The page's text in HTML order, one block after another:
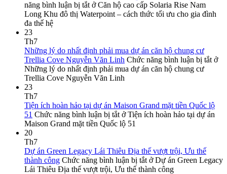
năng bình luận bị tắt ở Căn hộ cao cấp Solaria Rise Nam
Long Khu đô thị Waterpoint – cách thức tối ưu cho gia đình
đa thế hệ
23
Th7
Những lý do nhất định phải mua dự án căn hộ chung cư
Trellia Cove Nguyễn Văn Linh Chức năng bình luận bị tắt ở
Những lý do nhất định phải mua dự án căn hộ chung cư
Trellia Cove Nguyễn Văn Linh
23
Th7
Tiện ích hoàn hảo tại dự án Maison Grand mặt tiền Quốc lộ
51 Chức năng bình luận bị tắt ở Tiện ích hoàn hảo tại dự án
Maison Grand mặt tiền Quốc lộ 51
20
Th7
Dự án Green Legacy Lái Thiêu Địa thế vượt trội, Ưu thế
thành công Chức năng bình luận bị tắt ở Dự án Green Legacy
Lái Thiêu Địa thế vượt trội, Ưu thế thành công